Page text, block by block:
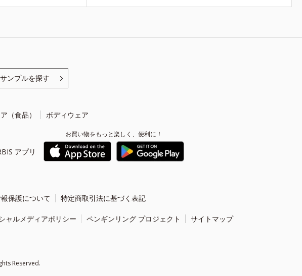
ンプルを探す
（食品） ボディウェア
アプリ
お買い物をもっと楽しく、便利に！
保護について 特定商取引法に基づく表記
ャルメディアポリシー ペンギンリング プロジェクト サイトマップ
Reserved.